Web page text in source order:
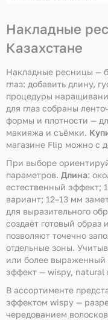
Накладные
Казахстане
Накладные ресницы —
глаз: добавить длину,
процедуры
для глаз собраны
формы и плотности —
макияжа и съёмки.
магазине Flip можно с
При выборе
параметров. Длина:
естественный эффект;
вариант; 12–13 мм
для выразительного
создаёт готовый образ
позволяют точечно
отдельные зоны.
или более
эффект — wispy, natural
В ассортименте
эффектом wispy —
чередованием